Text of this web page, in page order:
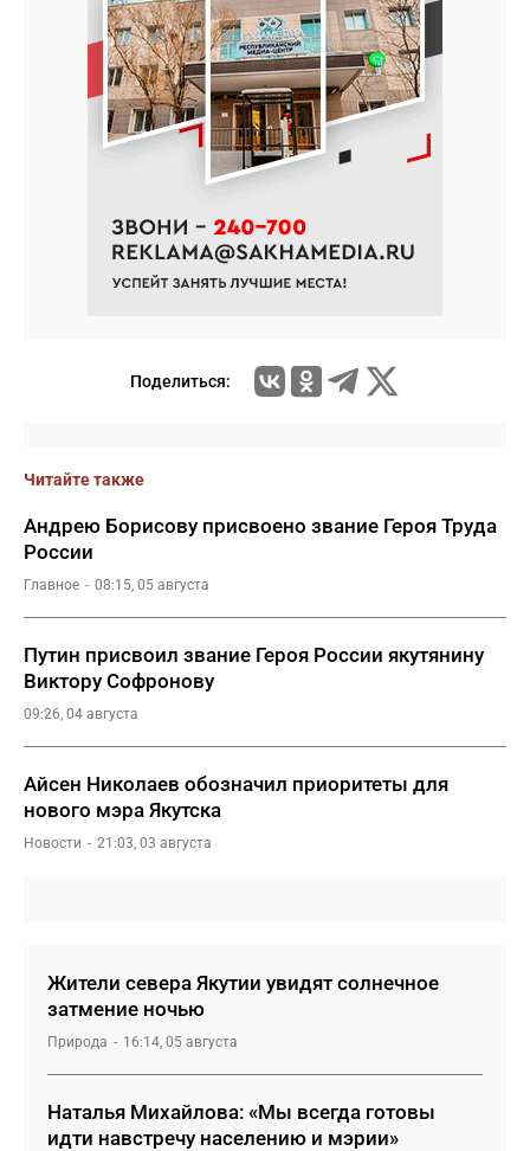
Поделиться:
Читайте также
Андрею Борисову присвоено звание Героя Труда
России
Главное 08:15, 05 августа
Путин присвоил звание Героя России якутянину
Виктору Софронову
09:26, 04 августа
Айсен Николаев обозначил приоритеты для
нового мэра Якутска
Новости 21:03, 03 августа
Жители севера Якутии увидят солнечное
затмение ночью
Природа 16:14, 05 августа
Наталья Михайлова: «Мы всегда готовы
идти навстречу населению и мэрии»